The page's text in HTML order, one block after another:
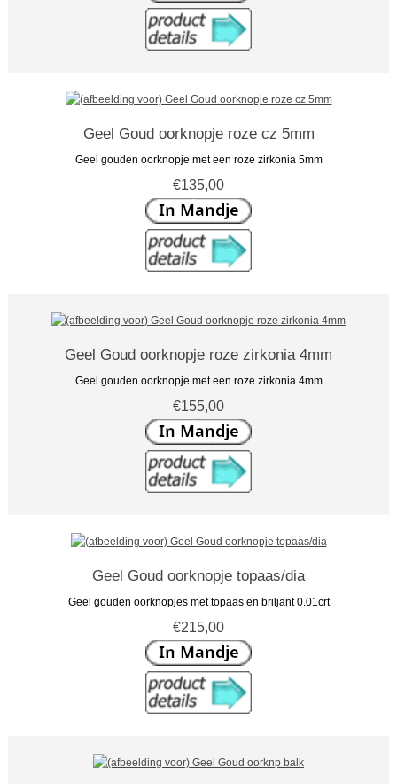
Geel Goud oorknopje roze cz 5mm
Geel gouden oorknopje met een roze zirkonia 5mm
€135,00
Geel Goud oorknopje roze zirkonia 4mm
Geel gouden oorknopje met een roze zirkonia 4mm
€155,00
Geel Goud oorknopje topaas/dia
Geel gouden oorknopjes met topaas en briljant 0.01crt
€215,00